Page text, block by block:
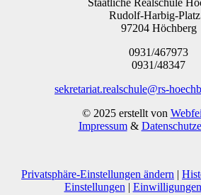
Rudolf-Harbig-
97204 Höchberg
0931/467973
0931/48347
sekretariat.realschule@rs-
© 2025 erstellt von
Impressum&
Privatsphäre-Einstellungen ändern |
Einstellungen |